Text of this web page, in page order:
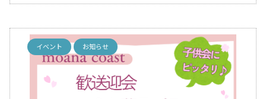
イベント お知らせ